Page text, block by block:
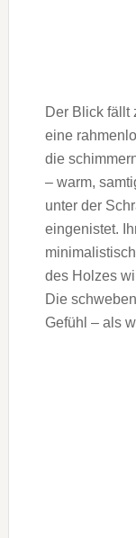
Der Blick fällt
eine
die
– warm,
unter der
eingenistet.
des Holzes
Die
Gefühl – als